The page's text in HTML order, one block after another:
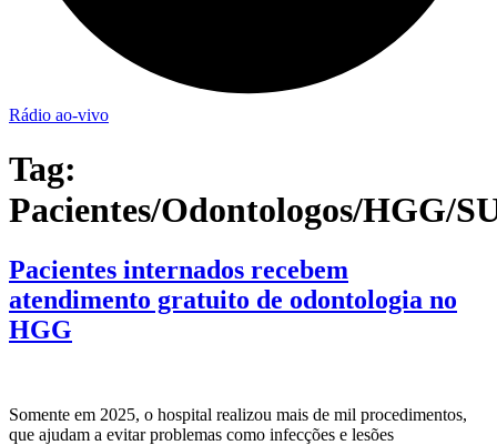
Rádio ao-vivo
Tag:
Pacientes/Odontologos/HGG/
Pacientes internados recebem
atendimento gratuito de odontologia no
HGG
Somente em 2025, o hospital realizou mais de mil procedimentos,
que ajudam a evitar problemas como infecções e lesões